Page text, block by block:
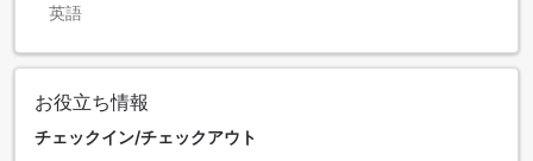
英語
お役立ち情報
チェックイン/チェックアウト